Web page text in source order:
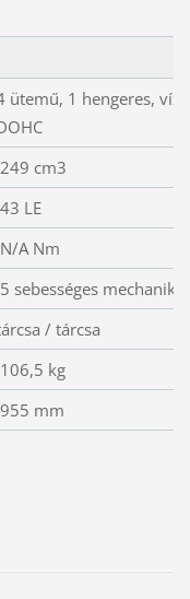
ütemű, 1 hengeres,
249 cm3
43 LE
N/A Nm
5 sebességes
/ tárcsa
106,5 kg
955 mm